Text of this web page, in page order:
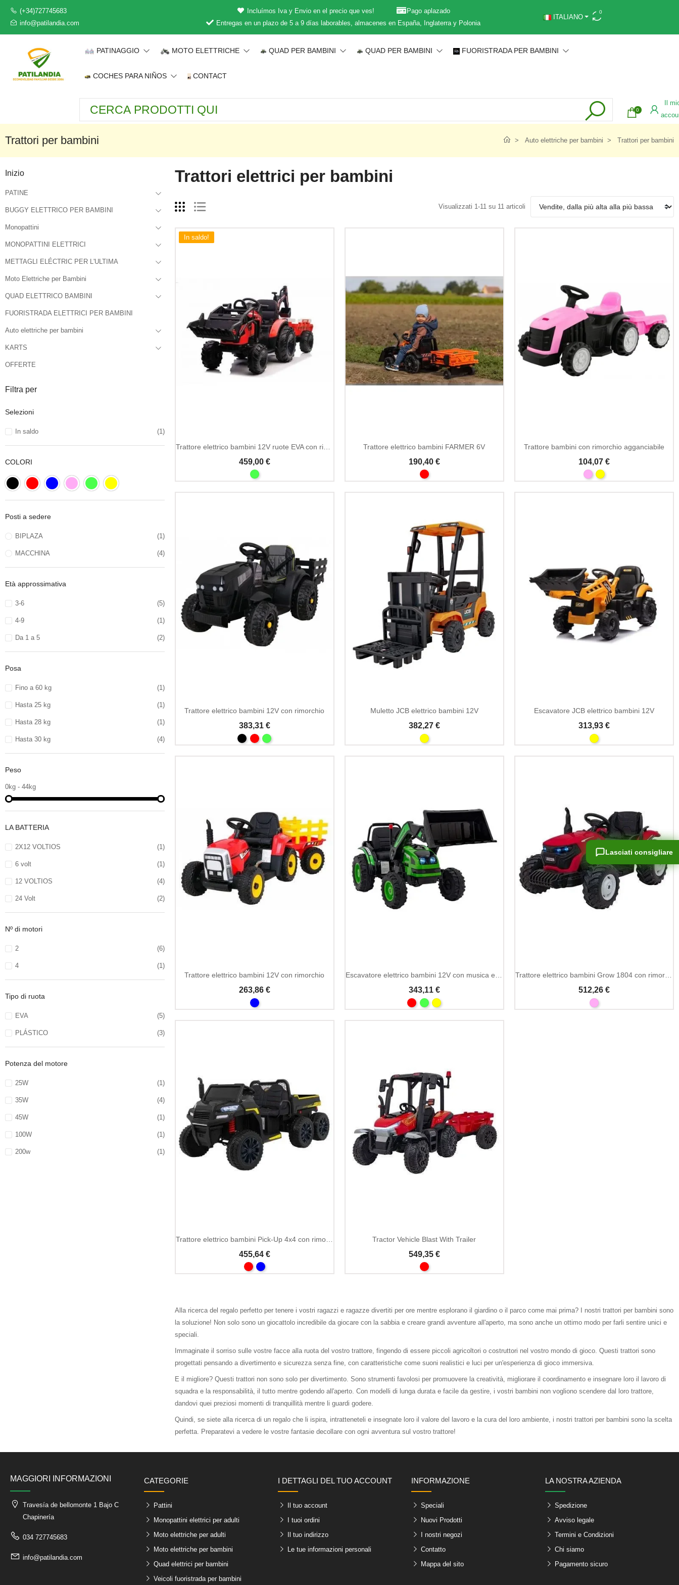
(+34)727745683
info@patilandia.com
Incluímos Iva y Envio en el precio que ves!
Pago aplazado
Entregas en un plazo de 5 a 9 días laborables, almacenes en España, Inglaterra y Polonia
ITALIANO
0
PATINAGGIO MOTO ELETTRICHE QUAD PER BAMBINI QUAD PER BAMBINI FUORISTRADA PER BAMBINI
COCHES PARA NIÑOS CONTACT
0
Il
Trattori per bambini Auto elettriche per bambini Trattori per bambini
Inizio
PATINE
BUGGY ELETTRICO PER BAMBINI
Monopattini
MONOPATTINI ELETTRICI
METTAGLI ELÉCTRIC PER L'ULTIMA
Moto Elettriche per Bambini
QUAD ELETTRICO BAMBINI
FUORISTRADA ELETTRICI PER BAMBINI
Auto elettriche per bambini
KARTS
OFFERTE
Filtra per
Selezioni
In saldo (1)
COLORI
Posti a sedere
BIPLAZA (1)
MACCHINA (4)
Età approssimativa
3-6 (5)
4-9 (1)
Da 1 a 5 (2)
Posa
Fino a 60 kg (1)
Hasta 25 kg (1)
Hasta 28 kg (1)
Hasta 30 kg (4)
Peso
0kg - 44kg
LA BATTERIA
2X12 VOLTIOS (1)
6 volt (1)
12 VOLTIOS (4)
24 Volt (2)
Nº di motori
2 (6)
4 (1)
Tipo di ruota
EVA (5)
PLÁSTICO (3)
Potenza del motore
25W (1)
35W (4)
45W (1)
100W (1)
200w (1)
Trattori elettrici per bambini
Visualizzati 1-11 su 11 articoli
In saldo!
459,00 €
Trattore elettrico bambini FARMER 6V
190,40 €
Trattore bambini con rimorchio agganciabile
104,07 €
Trattore elettrico bambini 12V con rimorchio
383,31 €
Muletto JCB elettrico bambini 12V
382,27 €
Escavatore JCB elettrico bambini 12V
313,93 €
Trattore elettrico bambini 12V con rimorchio
263,86 €
Escavatore elettrico bambini 12V con musica e radio FM
343,11 €
Trattore elettrico bambini Grow 1804 con rimorchio
512,26 €
455,64 €
Tractor Vehicle Blast With Trailer
549,35 €
Alla ricerca del regalo perfetto per tenere i vostri ragazzi e ragazze divertiti per ore mentre esplorano il giardino o il parco come mai prima? I nostri trattori per bambini sono
la soluzione! Non solo sono un giocattolo incredibile da giocare con la sabbia e creare grandi avventure all'aperto, ma sono anche un ottimo modo per farli sentire unici e
speciali.
Immaginate il sorriso sulle vostre facce alla ruota del vostro trattore, fingendo di essere piccoli agricoltori o costruttori nel vostro mondo di gioco. Questi trattori sono
progettati pensando a divertimento e sicurezza senza fine, con caratteristiche come suoni realistici e luci per un'esperienza di gioco immersiva.
E il migliore? Questi trattori non sono solo per divertimento. Sono strumenti favolosi per promuovere la creatività, migliorare il coordinamento e insegnare loro il lavoro di
squadra e la responsabilità, il tutto mentre godendo all'aperto. Con modelli di lunga durata e facile da gestire, i vostri bambini non vogliono scendere dal loro trattore,
dandovi quei preziosi momenti di tranquillità mentre li guardi godere.
Quindi, se siete alla ricerca di un regalo che li ispira, intratteneteli e insegnate loro il valore del lavoro e la cura del loro ambiente, i nostri trattori per bambini sono la scelta
perfetta. Preparatevi a vedere le vostre fantasie decollare con ogni avventura sul vostro trattore!
MAGGIORI INFORMAZIONI
Travesía de bellomonte 1 Bajo C
Chapinería
034 727745683
info@patilandia.com
CATEGORIE
Pattini
Monopattini elettrici per adulti
Moto elettriche per adulti
Moto elettriche per bambini
Quad elettrici per bambini
Veicoli fuoristrada per bambini
I DETTAGLI DEL TUO ACCOUNT
Il tuo account
I tuoi ordini
Il tuo indirizzo
Le tue informazioni personali
INFORMAZIONE
Speciali
Nuovi Prodotti
I nostri negozi
Contatto
Mappa del sito
LA NOSTRA AZIENDA
Spedizione
Avviso legale
Termini e Condizioni
Chi siamo
Pagamento sicuro
Lasciati consigliare
Lasciati consigliare